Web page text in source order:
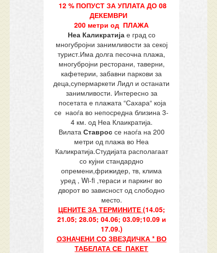
12 % ПОПУСТ ЗА УПЛАТА ДО 08
ДЕКЕМВРИ
200 метри од ПЛАЖА
Неа Каликратијае град со
многубројни занимливости за секој
турист.Има долга песочна плажа,
многубројни ресторани, таверни,
кафетерии, забавни паркови за
деца,супермаркети Лидл и останати
занимливости. Интересно за
посетата е плажата “Сахара“ која
се наоѓа во непосредна близина 3-
4 км. од Неа Клаикратија.
Вилата Ставроссе наоѓа на 200
метри од плажа во Неа
Каликратија.Студијата располагаат
со кујни стандардно
опремени,фрижидер, тв, клима
уред , Wi-fi ,тераси и паркинг во
дворот во зависност од слободно
место.
ЦЕНИТЕ ЗА ТЕРМИНИТЕ (14.05;
21.05; 28.05; 04.06; 03.09;10.09 и
17.09.)
ОЗНАЧЕНИ СО ЗВЕЗДИЧКА*ВО
ТАБЕЛАТА СЕ ПАКЕТ